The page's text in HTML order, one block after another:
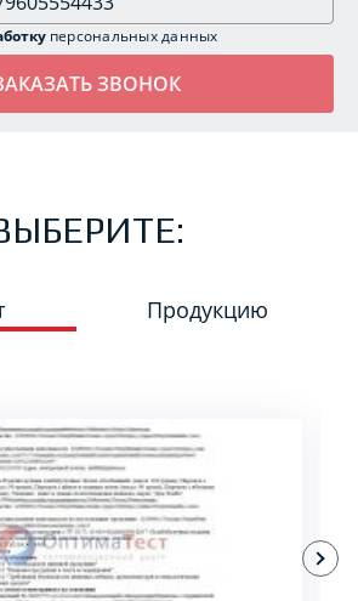
персональных данных
Продукцию
ПОДРОБНЕЕ